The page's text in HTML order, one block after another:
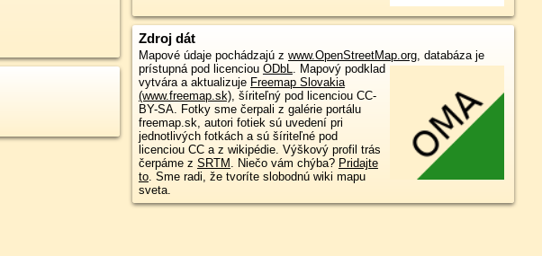
Zdroj dát
Mapové údaje pochádzajú z www.OpenStreetMap.org, databáza je
prístupná pod licenciou ODbL. Mapový podklad
vytvára a aktualizuje Freemap Slovakia
(www.freemap.sk), šíriteľný pod licenciou CC-
BY-SA. Fotky sme čerpali z galérie portálu
freemap.sk, autori fotiek sú uvedení pri
jednotlivých fotkách a sú šíriteľné pod
licenciou CC a z wikipédie. Výškový profil trás
čerpáme z SRTM . Niečo vám chýba? Pridajte
to. Sme radi, že tvoríte slobodnú wiki mapu
sveta.